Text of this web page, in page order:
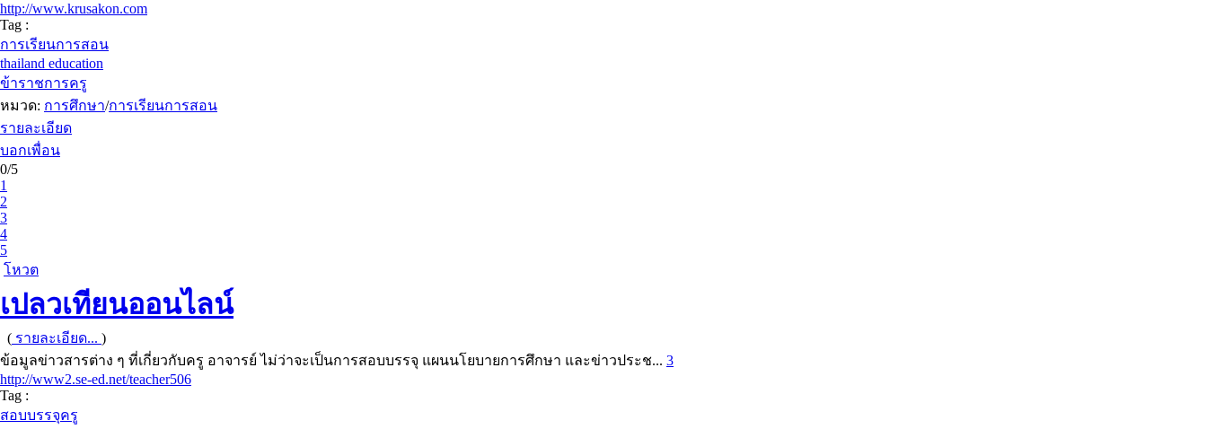
http://www.krusakon.com
Tag :
การเรียนการสอน
thailand education
ข้าราชการครู
หมวด: การศึกษา/การเรียนการสอน
รายละเอียด
บอกเพื่อน
0/5
1
2
3
4
5
โหวต
เปลวเทียนออนไลน์
( รายละเอียด... )
ข้อมูลข่าวสารต่าง ๆ ที่เกี่ยวกับครู อาจารย์ ไม่ว่าจะเป็นการสอบบรรจุ แผนนโยบายการศึกษา และข่าวประช... 3
http://www2.se-ed.net/teacher506
Tag :
สอบบรรจุครู